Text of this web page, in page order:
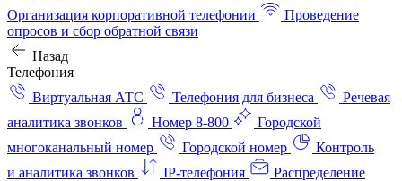
Организация корпоративной телефонии
Проведение
опросов и сбор обратной связи
Назад
Телефония
Виртуальная АТС
Телефония для бизнеса
Речевая
аналитика звонков
Номер 8-800
Городской
многоканальный номер
Городской номер
Контроль
и аналитика звонков
IP-телефония
Распределение